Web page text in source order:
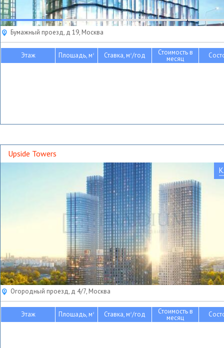
Бумажный проезд, д 19, Москва
Этаж Площадь, м2 Ставка, м2/год Стоимость в
месяц
Upside Towers
Огородный проезд, д 4/7, Москва
Этаж Площадь, м2 Ставка, м2/год Стоимость в
месяц